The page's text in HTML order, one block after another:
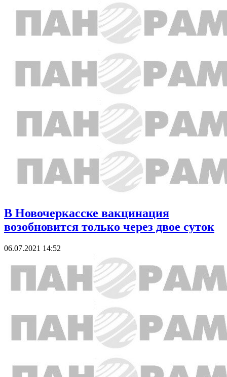
В Новочеркасске вакцинация
возобновится только через двое суток
06.07.2021 14:52